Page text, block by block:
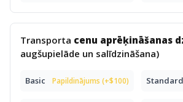
Transporta cenu aprēķināšanas
augšupielāde un salīdzināšana)
Basic Papildinājums (+$100) Standard